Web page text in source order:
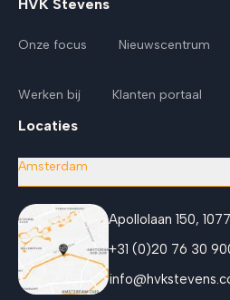
HVK Stevens
Onze focus Nieuwscentrum
Werken bij Klanten portaal
Locaties
Amsterdam
Apollolaan 150,
+31 (0)20 76 30